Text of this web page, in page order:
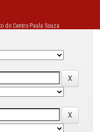
do Centro Paula Souza